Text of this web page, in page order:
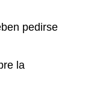
pedirse
la